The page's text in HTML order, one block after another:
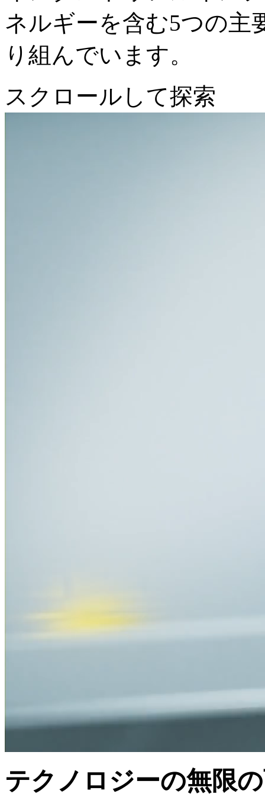
ネルギーを含む5つの主
り組んでいます。
スクロールして探索
テクノロジーの無限